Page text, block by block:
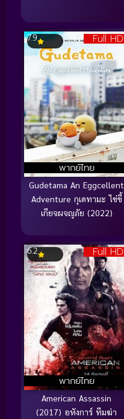
Full HD
พากย์ไทย
7.9
Gudetama An Eggcellent
Adventure กุเดทามะ ไข่ขี้
เกียจผจญภัย (2022)
Full HD
พากย์ไทย
6.2
American Assassin
(2017) อหังการ์ ทีมฆ่า